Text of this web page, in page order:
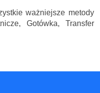
ważniejsze metody
Gotówka, Transfer